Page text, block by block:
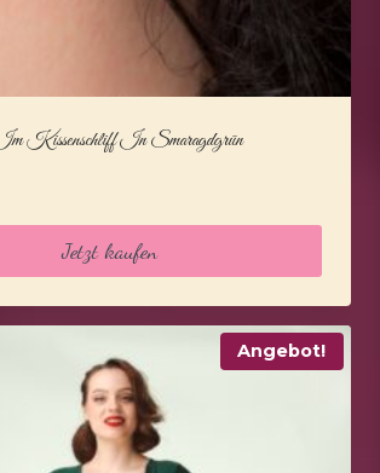
Kissenschliff In Smaragdgrün
Jetzt kaufen
Angebot!